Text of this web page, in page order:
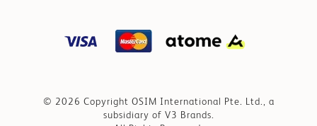
© 2026 Copyright OSIM International Pte. Ltd., a
subsidiary of V3 Brands.